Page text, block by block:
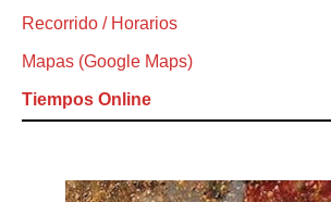
Recorrido / Horarios
Mapas (Google Maps)
Tiempos Online